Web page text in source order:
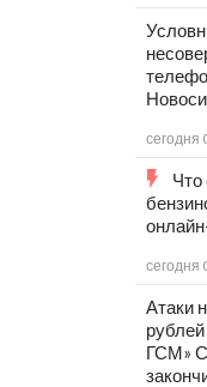
сегодня
Что
сегодня
Атаки
ГСМ»